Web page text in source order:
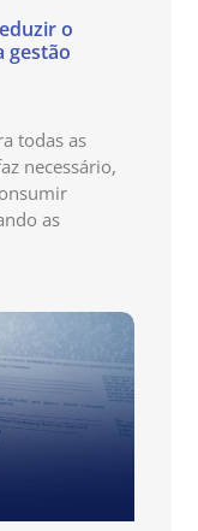
o
gestão
todas as
necessário,
as